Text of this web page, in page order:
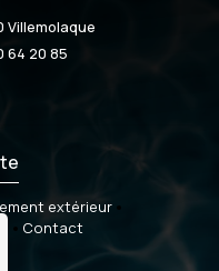
Villemolaque
64 20 85
extérieur
Contact